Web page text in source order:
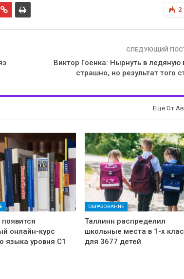
2
СЛЕДУЮЩИЙ
Виктор Гоенка: Нырнуть в ледяную
страшно, но результат того
Еще От
онлайн-курс
языка уровня C1
ОБРАЗОВАНИЕ
Таллинн распределил
школьные места в 1-х
для 3677 детей